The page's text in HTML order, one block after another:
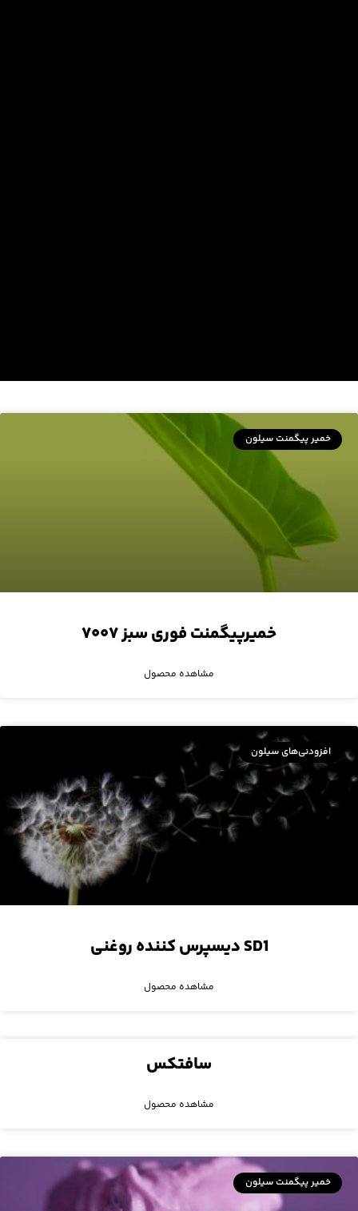
خمیر پیگمنت سیلون
خمیرپیگمنت فوری سبز ۷۰۰۷
مشاهده محصول
افزودنی‌های سیلون
SD1 دیسپرس کننده‌ روغنی
مشاهده محصول
سافتکس
مشاهده محصول
خمیر پیگمنت سیلون